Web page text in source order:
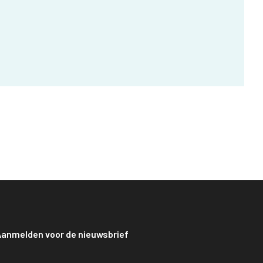
voor de nieuwsbrief